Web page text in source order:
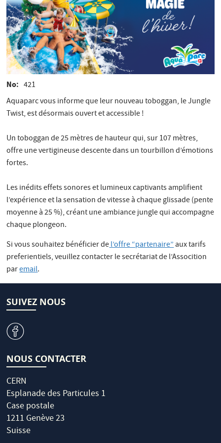
No
421
Aquaparc vous informe que leur nouveau toboggan, le Jungle
Twist, est désormais ouvert et accessible !
Un toboggan de 25 mètres de hauteur qui, sur 107 mètres,
offre une vertigineuse descente dans un tourbillon d’émotions
fortes.
Les inédits effets sonores et lumineux captivants amplifient
l’expérience et la sensation de vitesse à chaque glissade (pente
moyenne à 25 %), créant une ambiance jungle qui accompagne
chaque plongeon.
Si vous souhaitez bénéficier del’offre “partenaire”aux tarifs
preferientiels, veuillez contacter le secrétariat de l’Assocition
paremail.
SUIVEZ NOUS
v
NOUS CONTACTER
CERN
Esplanade des Particules 1
Case postale
1211 Genève 23
Suisse